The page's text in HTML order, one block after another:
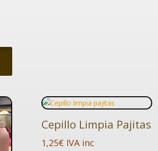
Cepillo Limpia Pajitas
1,25€ IVA inc